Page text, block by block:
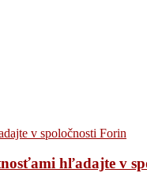
hľadajte v